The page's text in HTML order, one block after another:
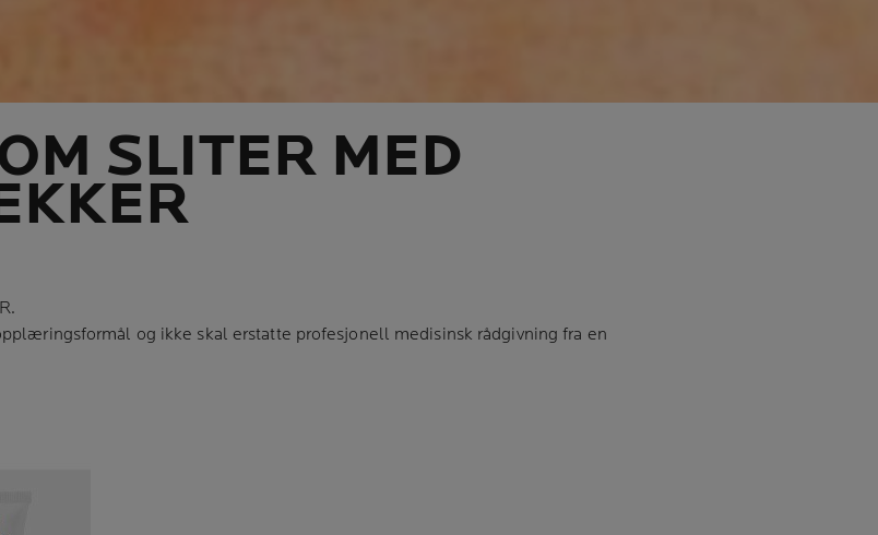
SLITER MED
og ikke skal erstatte profesjonell medisinsk rådgivning fra en